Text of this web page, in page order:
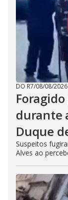
DO R7/08/08/2026
durante
Duque
Suspeitos
Alves ao